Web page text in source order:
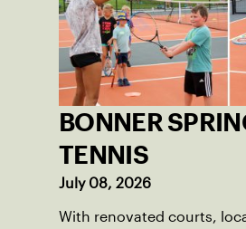
BONNER
TENNIS
July 08, 2026
With renovated courts,